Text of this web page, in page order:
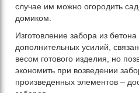
случае им можно огородить
домиком.
Изготовление забора из
дополнительных усилий,
весом готового изделия, но
экономить при возведении
произведенных элементов –